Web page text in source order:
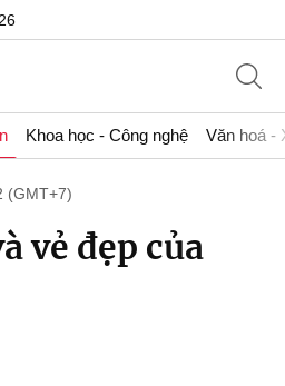
Khoa học - Công nghệ Văn hoá -
(GMT+7)
vẻ đẹp của